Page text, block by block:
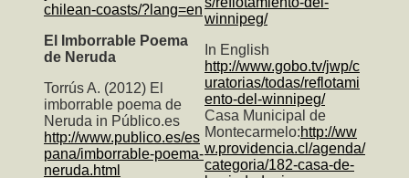
chilean-coasts/?lang=en
El Imborrable Poema
de Neruda
Torrús A. (2012) El
imborrable poema de
Neruda in Público.es
http://www.publico.es/es
pana/imborrable-poema-
neruda.html
winnipeg/
In English
http://www.gobo.tv/jwp/c
uratorias/todas/reflotami
ento-del-winnipeg/
Casa Municipal de
Montecarmelo:http://ww
w.providencia.cl/agenda/
categoria/182-casa-de-